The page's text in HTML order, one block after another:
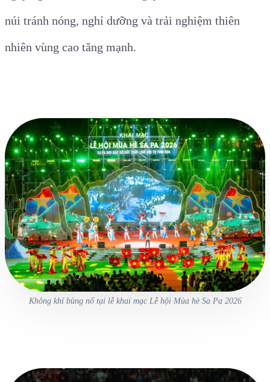
núi tránh nóng, nghỉ dưỡng và trải nghiệm thiên
nhiên vùng cao tăng mạnh.
Không khí bùng nổ tại lễ khai mạc Lễ hội Mùa hè Sa Pa 2026